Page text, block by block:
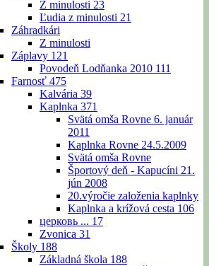
Z minulosti 23
Ľudia z minulosti 21
Záhradkári
Z minulosti
Záplavy 121
Povodeň Lodňanka 2010 111
Farnosť 475
Kalvária 39
Kaplnka 371
Svätá omša Rovne 6. január
2011
Kaplnka Rovne 24.5.2009
Svätá omša Rovne
Športový deň - Kapucíni 21.
jún 2008
20.výročie založenia kaplnky
Kaplnka a krížová cesta 106
церковь ... 17
Zvonica 31
Školy 188
Základná škola 188